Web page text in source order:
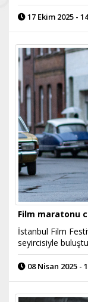
17 Ekim 2025 -
Film maratonu
İstanbul Film
seyircisiyle
08 Nisan 2025 -